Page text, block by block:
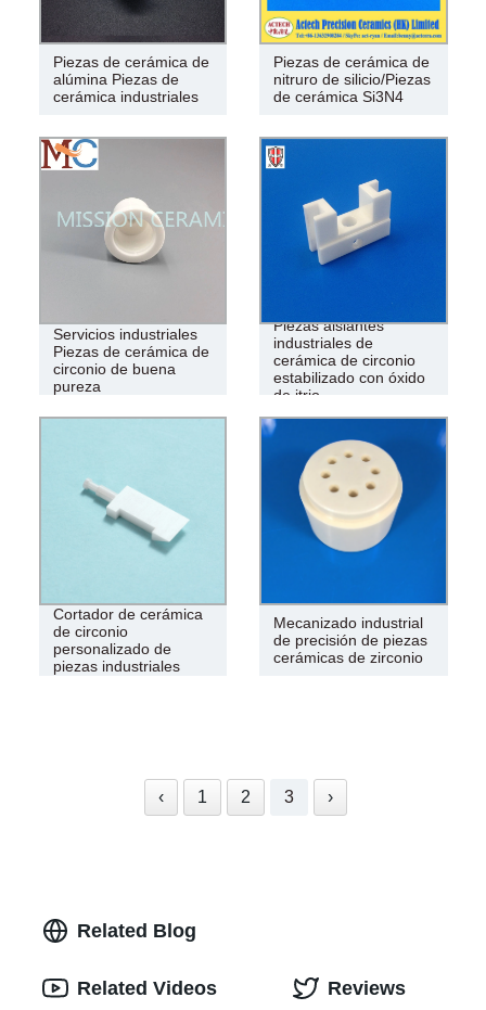
Piezas de cerámica de
alúmina Piezas de
cerámica industriales
Piezas de cerámica de
nitruro de silicio/Piezas
de cerámica Si3N4
Servicios industriales
Piezas de cerámica de
circonio de buena
pureza
Piezas aislantes
industriales de
cerámica de circonio
estabilizado con óxido
de itrio
Cortador de cerámica
de circonio
personalizado de
piezas industriales
Mecanizado industrial
de precisión de piezas
cerámicas de zirconio
‹ 1 2 3 ›
Related Blog
Related Videos Reviews